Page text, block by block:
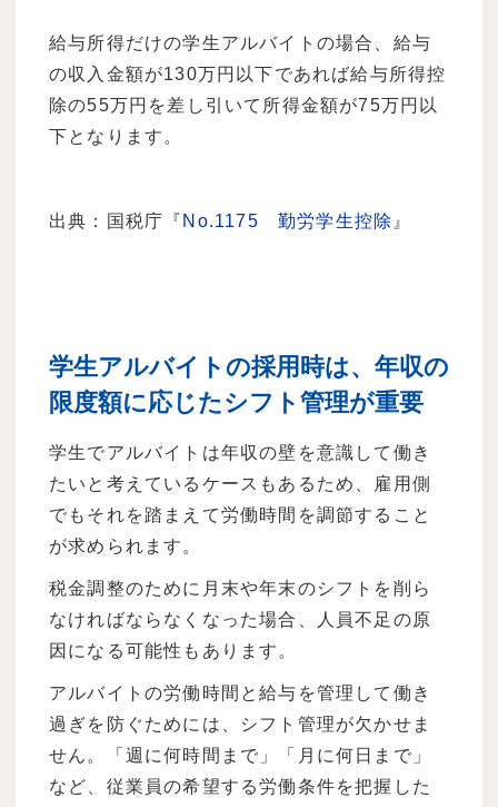
給与所得だけの学生アルバイトの場合、給与
の収入金額が130万円以下であれば給与所得控
除の55万円を差し引いて所得金額が75万円以
下となります。
出典：国税庁『 No.1175 勤労学生控除 』
学生アルバイトの採用時は、年収の
限度額に応じたシフト管理が重要
学生でアルバイトは年収の壁を意識して働き
たいと考えているケースもあるため、雇用側
でもそれを踏まえて労働時間を調節すること
が求められます。
税金調整のために月末や年末のシフトを削ら
なければならなくなった場合、人員不足の原
因になる可能性もあります。
アルバイトの労働時間と給与を管理して働き
過ぎを防ぐためには、シフト管理が欠かせま
せん。「週に何時間まで」「月に何日まで」
など、従業員の希望する労働条件を把握した